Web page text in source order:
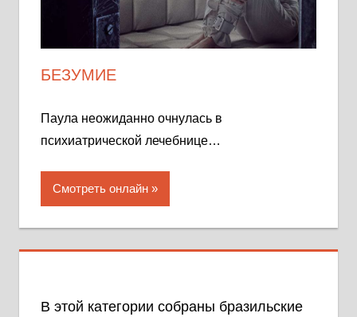
БЕЗУМИЕ
Паула неожиданно очнулась в
психиатрической лечебнице…
Смотреть онлайн
В этой категории собраны бразильские